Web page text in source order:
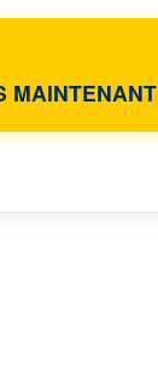
MAINTENANT